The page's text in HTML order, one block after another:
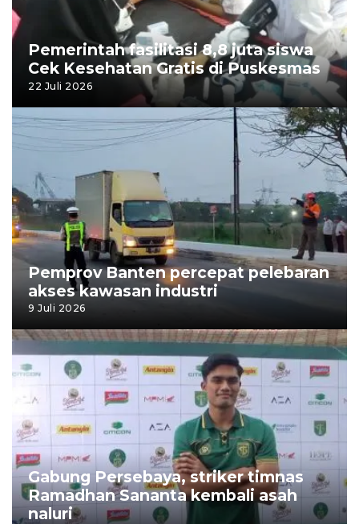
Pemerintah fasilitasi 8,8 juta siswa
Cek Kesehatan Gratis di Puskesmas
22 Juli 2026
Pemprov Banten percepat pelebaran
akses kawasan industri
9 Juli 2026
Gabung Persebaya, striker timnas
Ramadhan Sananta kembali asah
naluri